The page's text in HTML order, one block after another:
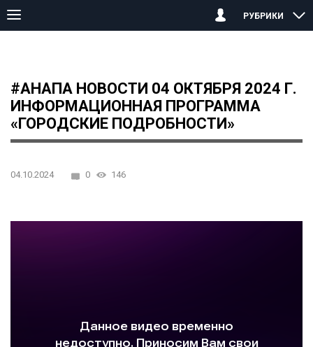
РУБРИКИ
#АНАПА НОВОСТИ 04 октября 2024
#АНАПА НОВОСТИ 04 ОКТЯБРЯ 2024 Г.
ИНФОРМАЦИОННАЯ ПРОГРАММА
«ГОРОДСКИЕ ПОДРОБНОСТИ»
04.10.2024 0 146